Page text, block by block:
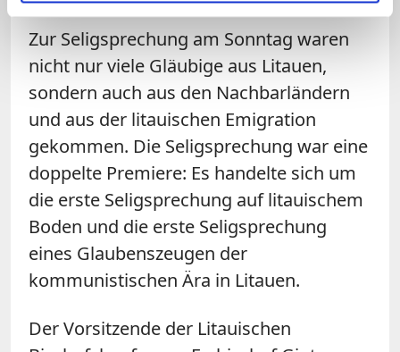
Zur Seligsprechung am Sonntag waren
nicht nur viele Gläubige aus Litauen,
sondern auch aus den Nachbarländern
und aus der litauischen Emigration
gekommen. Die Seligsprechung war eine
doppelte Premiere: Es handelte sich um
die erste Seligsprechung auf litauischem
Boden und die erste Seligsprechung
eines Glaubenszeugen der
kommunistischen Ära in Litauen.
Der Vorsitzende der Litauischen